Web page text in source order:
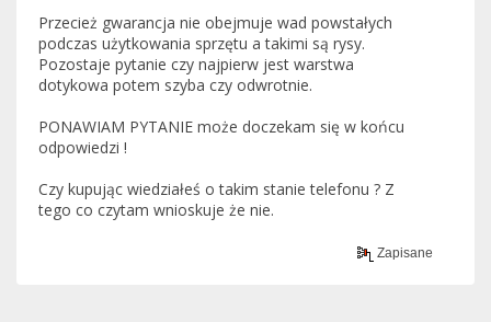
Przecież gwarancja nie obejmuje wad powstałych
podczas użytkowania sprzętu a takimi są rysy.
Pozostaje pytanie czy najpierw jest warstwa
dotykowa potem szyba czy odwrotnie.
PONAWIAM PYTANIE może doczekam się w końcu
odpowiedzi !
Czy kupując wiedziałeś o takim stanie telefonu ? Z
tego co czytam wnioskuje że nie.
Zapisane